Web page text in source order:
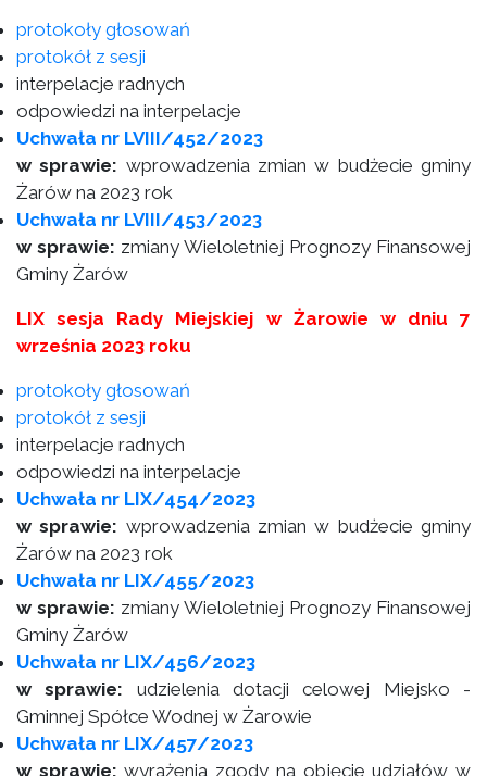
protokoły głosowań
protokół z sesji
interpelacje radnych
odpowiedzi na interpelacje
Uchwała nr LVIII/452/2023
w sprawie: wprowadzenia zmian w budżecie gminy
Żarów na 2023 rok
Uchwała nr LVIII/453/2023
w sprawie: zmiany Wieloletniej Prognozy Finansowej
Gminy Żarów
LIX sesja Rady Miejskiej w Żarowie w dniu 7
września 2023 roku
protokoły głosowań
protokół z sesji
interpelacje radnych
odpowiedzi na interpelacje
Uchwała nr LIX/454/2023
w sprawie: wprowadzenia zmian w budżecie gminy
Żarów na 2023 rok
Uchwała nr LIX/455/2023
w sprawie: zmiany Wieloletniej Prognozy Finansowej
Gminy Żarów
Uchwała nr LIX/456/2023
w sprawie: udzielenia dotacji celowej Miejsko -
Gminnej Spółce Wodnej w Żarowie
Uchwała nr LIX/457/2023
w sprawie: wyrażenia zgody na objęcie udziałów w